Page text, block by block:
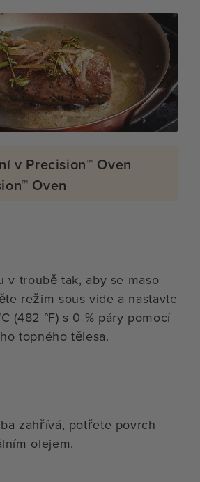
v Precision™ Oven
Oven
v troubě tak, aby se maso
režim sous vide a nastavte
(482 °F) s 0 % páry pomocí
topného tělesa.
zahřívá, potřete povrch
olejem.